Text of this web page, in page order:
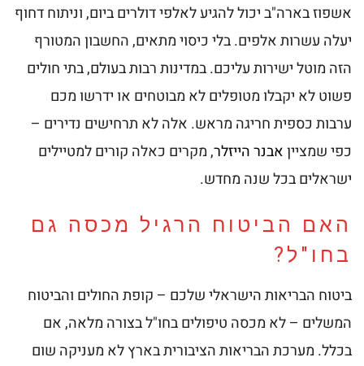
אשפוז בארה"ב יכול להגיע לאלפי דולרים ביום, וניתוח דחוף
יעלה עשרות אלפים. בלי כיסוי מתאים, החשבון המטורף
הזה מוטל ישירות עליכם. במדינות רבות בעולם, בתי חולים
פשוט לא יקבלו מטופלים לא מבוטחים או ידרשו מכם
ערבות כספית חריגה מראש. אלה לא תרחישים נדירים –
כפי שמצייןאבנר הייזלר, מקרים כאלה קורים למטיילים
ישראלים בכל שנה מחדש.
האם הביטוח הרגיל מכסה גם
בחו"ל?
ביטוח הבריאות הישראלי שלכם – קופת החולים והביטוח
המשלים – לא מכסה טיפולים בחו"ל בצורה מלאה, אם
בכלל. מערכת הבריאות הציבורית בארץ לא מעניקה שום